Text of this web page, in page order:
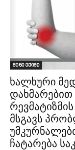
შენი ექიმი
ხალხური
მსგავს
ჩატარება